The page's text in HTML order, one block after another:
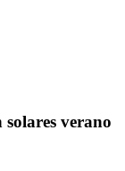
verano